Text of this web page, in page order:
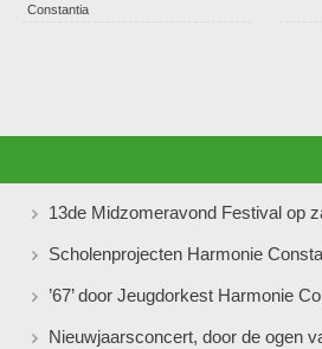
Constantia
13de Midzomeravond Festival op
Scholenprojecten Harmonie
’67’ door Jeugdorkest Harmonie
Nieuwjaarsconcert, door de ogen